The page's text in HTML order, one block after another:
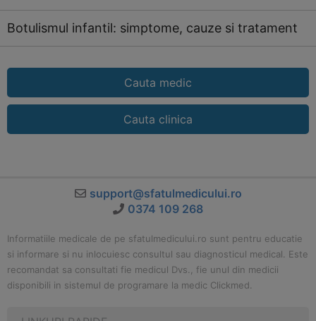
Botulismul infantil: simptome, cauze si tratament
Cauta medic
Cauta clinica
support@sfatulmedicului.ro
0374 109 268
Informatiile medicale de pe sfatulmedicului.ro sunt pentru educatie
si informare si nu inlocuiesc consultul sau diagnosticul medical. Este
recomandat sa consultati fie medicul Dvs., fie unul din medicii
disponibili in sistemul de programare la medic Clickmed.